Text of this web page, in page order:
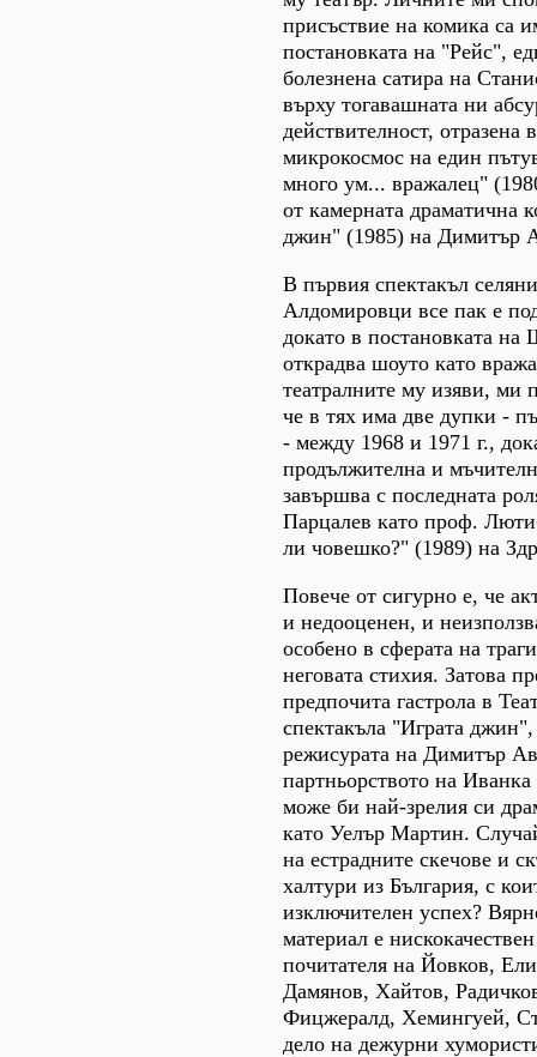
присъствие на комика са
постановката на "Рейс",
болезнена сатира на
върху тогавашната ни
действителност, отразена
микрокосмос на един
много ум... вражалец"
от камерната драматична
джин" (1985) на Димитър
В първия спектакъл
Алдомировци все пак е
докато в постановката
открадва шоуто като
театралните му изяви, ми
че в тях има две дупки -
- между 1968 и 1971 г.,
продължителна и
завършва с последната
Парцалев като проф.
ли човешко?" (1989) на
Повече от сигурно е, че
и недооценен, и
особено в сферата на
неговата стихия. Затова
предпочита гастрола в
спектакъла "Играта
режисурата на Димитър
партньорството на
може би най-зрелия си
като Уелър Мартин.
на естрадните скечове и
халтури из България, с
изключителен успех?
материал е
почитателя на Йовков,
Дамянов, Хайтов,
Фицжералд, Хемингуей,
дело на дежурни